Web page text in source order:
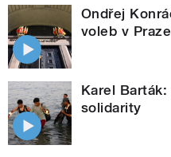
Ondřej
voleb v
Karel
solidarity